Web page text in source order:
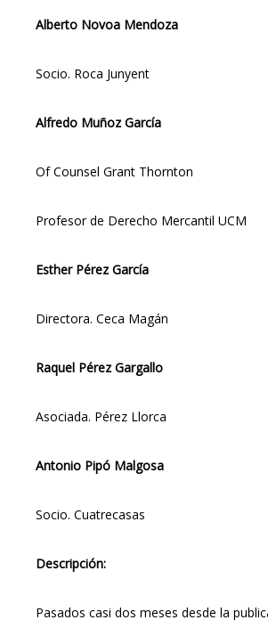
Alberto Novoa Mendoza
Socio. Roca Junyent
Alfredo Muñoz García
Of Counsel Grant Thornton
Profesor de Derecho Mercantil UCM
Esther Pérez García
Directora. Ceca Magán
Raquel Pérez Gargallo
Asociada. Pérez Llorca
Antonio Pipó Malgosa
Socio. Cuatrecasas
Descripción:
Pasados casi dos meses desde la